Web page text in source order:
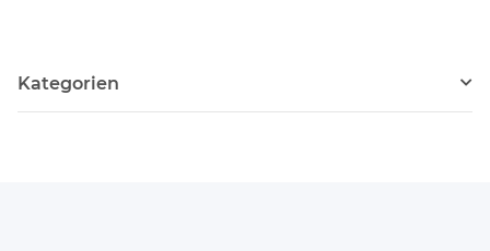
Kategorien